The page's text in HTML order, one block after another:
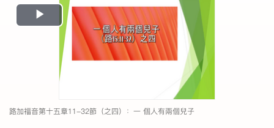
Play
Video
路加福音第十五章11-32節（之四）：一 個人有兩個兒子